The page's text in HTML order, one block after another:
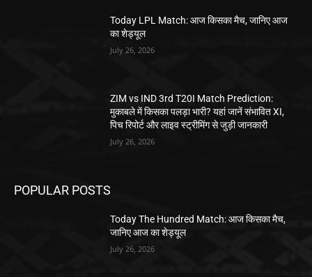
Today LPL Match: आज किसका मैच, जानिए आज
का शेड्यूल
July 26, 2026
ZIM vs IND 3rd T20I Match Prediction:
मुकाबले में किसका पलड़ा भारी? यहां जानें संभावित XI,
पिच रिपोर्ट और लाइव स्ट्रीमिंग से जुड़ी जानकारी
July 26, 2026
POPULAR POSTS
Today The Hundred Match: आज किसका मैच,
जानिए आज का शेड्यूल
July 26, 2026